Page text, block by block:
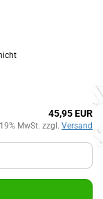
45,95 EUR
MwSt. zzgl. Versand